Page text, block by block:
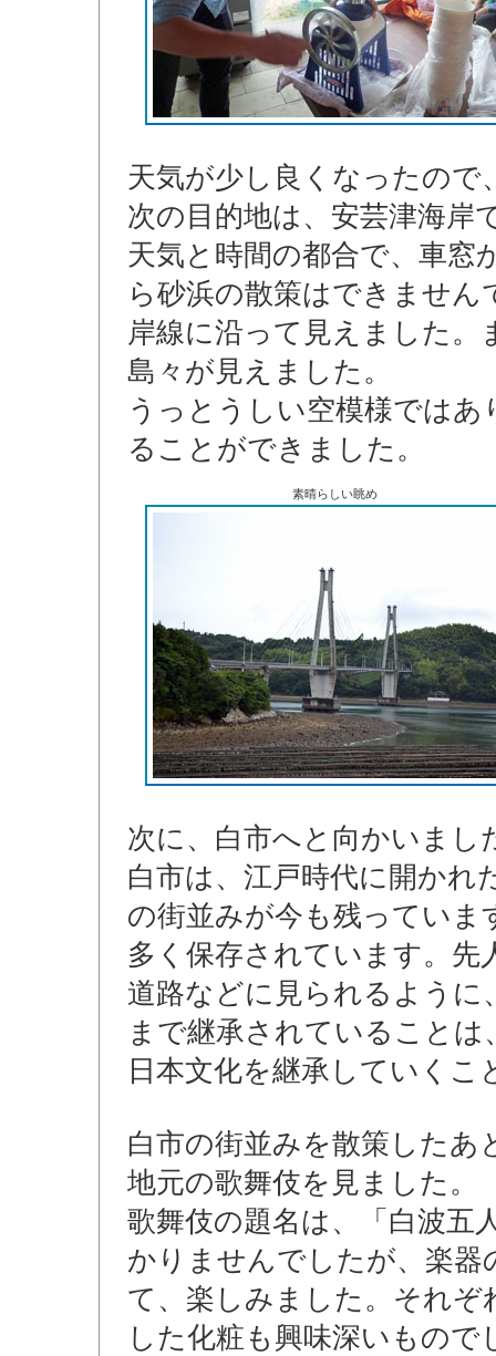
天気が少し良くなったの
次の目的地は、安芸津海岸
天気と時間の都合で、車窓
ら砂浜の散策はできませ
岸線に沿って見えました。
島々が見えました。
うっとうしい空模様では
ることができました。
素晴らしい眺め
次に、白市へと向かいまし
白市は、江戸時代に開かれ
の街並みが今も残っていま
多く保存されています。
道路などに見られるように
まで継承されていること
日本文化を継承していく
白市の街並みを散策したあ
地元の歌舞伎を見ました。
歌舞伎の題名は、「白波五
かりませんでしたが、楽器
て、楽しみました。それぞ
した化粧も興味深いもの